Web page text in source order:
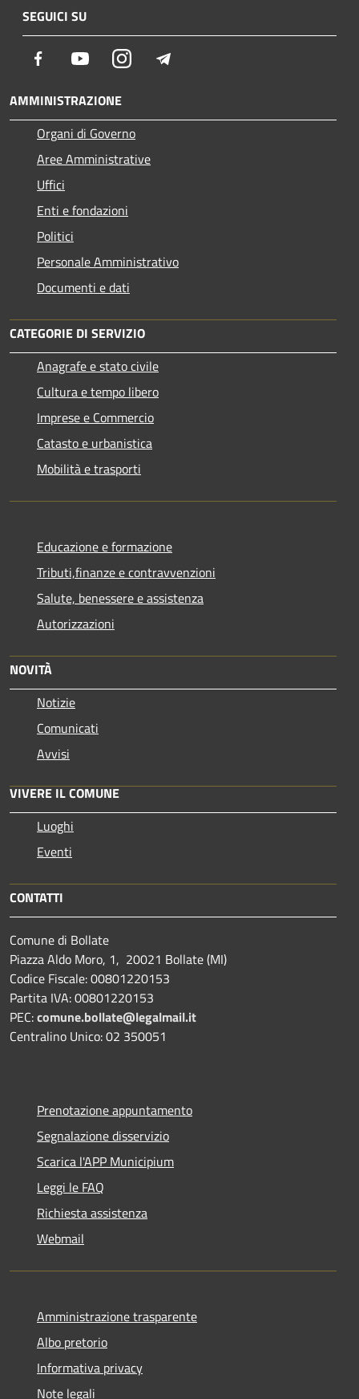
SEGUICI SU
Facebook YoutubeInstagram
AMMINISTRAZIONE
Organi di Governo
Aree Amministrative
Uffici
Enti e fondazioni
Politici
Personale Amministrativo
Documenti e dati
CATEGORIE DI SERVIZIO
Anagrafe e stato civile
Cultura e tempo libero
Imprese e Commercio
Catasto e urbanistica
Mobilità e trasporti
Educazione e formazione
Tributi,finanze e contravvenzioni
Salute, benessere e assistenza
Autorizzazioni
NOVITÀ
Notizie
Comunicati
Avvisi
VIVERE IL COMUNE
Luoghi
Eventi
CONTATTI
Comune di Bollate
Piazza Aldo Moro, 1, 20021 Bollate (MI)
Codice Fiscale: 00801220153
Partita IVA: 00801220153
PEC:comune.bollate@legalmail.it
Centralino Unico: 02 350051
Prenotazione appuntamento
Segnalazione disservizio
Scarica l'APP Municipium
Leggi le FAQ
Richiesta assistenza
Webmail
Amministrazione trasparente
Albo pretorio
Informativa privacy
Note legali